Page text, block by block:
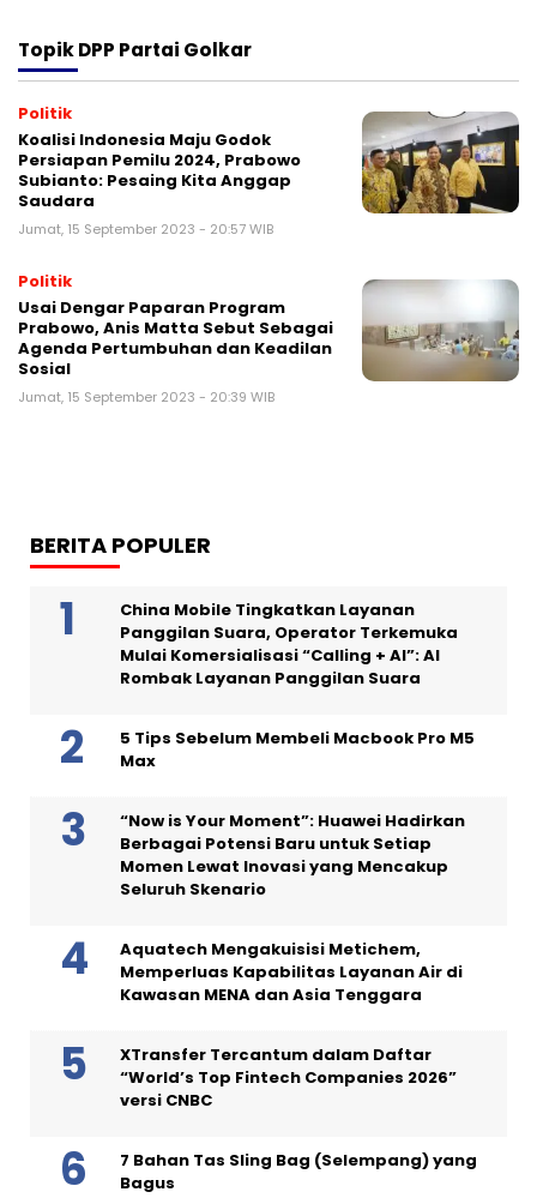
TopikDPP Partai Golkar
Politik
Koalisi Indonesia Maju Godok
Persiapan Pemilu 2024, Prabowo
Subianto: Pesaing Kita Anggap
Saudara
Jumat, 15 September 2023 - 20:57 WIB
Politik
Usai Dengar Paparan Program
Prabowo, Anis Matta Sebut Sebagai
Agenda Pertumbuhan dan Keadilan
Sosial
Jumat, 15 September 2023 - 20:39 WIB
BERITA POPULER
China Mobile Tingkatkan Layanan
Panggilan Suara, Operator Terkemuka
Mulai Komersialisasi “Calling + AI”: AI
Rombak Layanan Panggilan Suara
5 Tips Sebelum Membeli Macbook Pro M5
Max
“Now is Your Moment”: Huawei Hadirkan
Berbagai Potensi Baru untuk Setiap
Momen Lewat Inovasi yang Mencakup
Seluruh Skenario
Aquatech Mengakuisisi Metichem,
Memperluas Kapabilitas Layanan Air di
Kawasan MENA dan Asia Tenggara
XTransfer Tercantum dalam Daftar
“World’s Top Fintech Companies 2026”
versi CNBC
7 Bahan Tas Sling Bag (Selempang) yang
Bagus